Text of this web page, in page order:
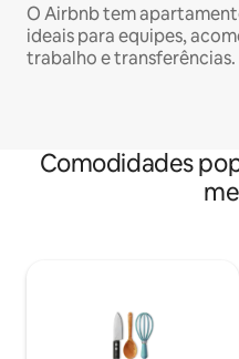
O Airbnb tem
ideais para equipes,
trabalho e transferências.
Comodidades